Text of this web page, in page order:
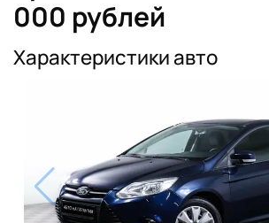
000 рублей
Характеристики авто